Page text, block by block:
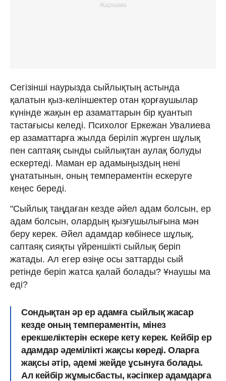
Сегізінші наурызда сыйлықтың астында
қалатын қыз-келіншектер отан қорғаушылар
күнінде жақын ер азаматтарын бір қуантып
тастағысы келеді. Психолог Еркежан Увалиева
ер азаматтарға жылда беріліп жүрген шұлық
пен саптаяқ сынды сыйлықтан аулақ болуды
ескертеді. Маман ер адамыңыздың нені
ұнататынын, оның темпераментін ескеруге
кеңес береді.
"Сыйлық таңдаған кезде әйел адам болсын, ер
адам болсын, олардың қызғушылығына мән
беру керек. Әйел адамдар көбінесе шұлық,
саптаяқ сияқты үйреншікті сыйлық беріп
жатады. Ал егер өзіңе осы заттарды сый
ретінде беріп жатса қалай болады? Ұнаушы ма
еді?
Сондықтан әр ер адамға сыйлық жасар
кезде оның темпераментін, мінез
ерекшеліктерін ескере кету керек. Кейбір ер
адамдар әдемілікті жақсы көреді. Оларға
жақсы әтір, әдемі жейде ұсынуға болады.
Ал кейбір жұмысбасты, кәсіпкер адамдарға